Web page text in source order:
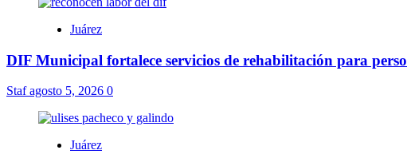
Juárez
DIF Municipal fortalece servicios de rehabilitación para
Stafagosto 5, 2026 0
Juárez